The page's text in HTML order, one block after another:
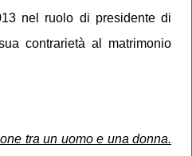
nel ruolo di presidente di
contrarietà al matrimonio
tra un uomo e una donna.